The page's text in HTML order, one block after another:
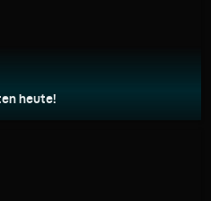
heute!